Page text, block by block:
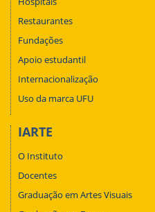
Restaurantes
Fundações
Apoio estudantil
Internacionalização
Uso da marca UFU
IARTE
O Instituto
Docentes
Graduação em Artes Visuais